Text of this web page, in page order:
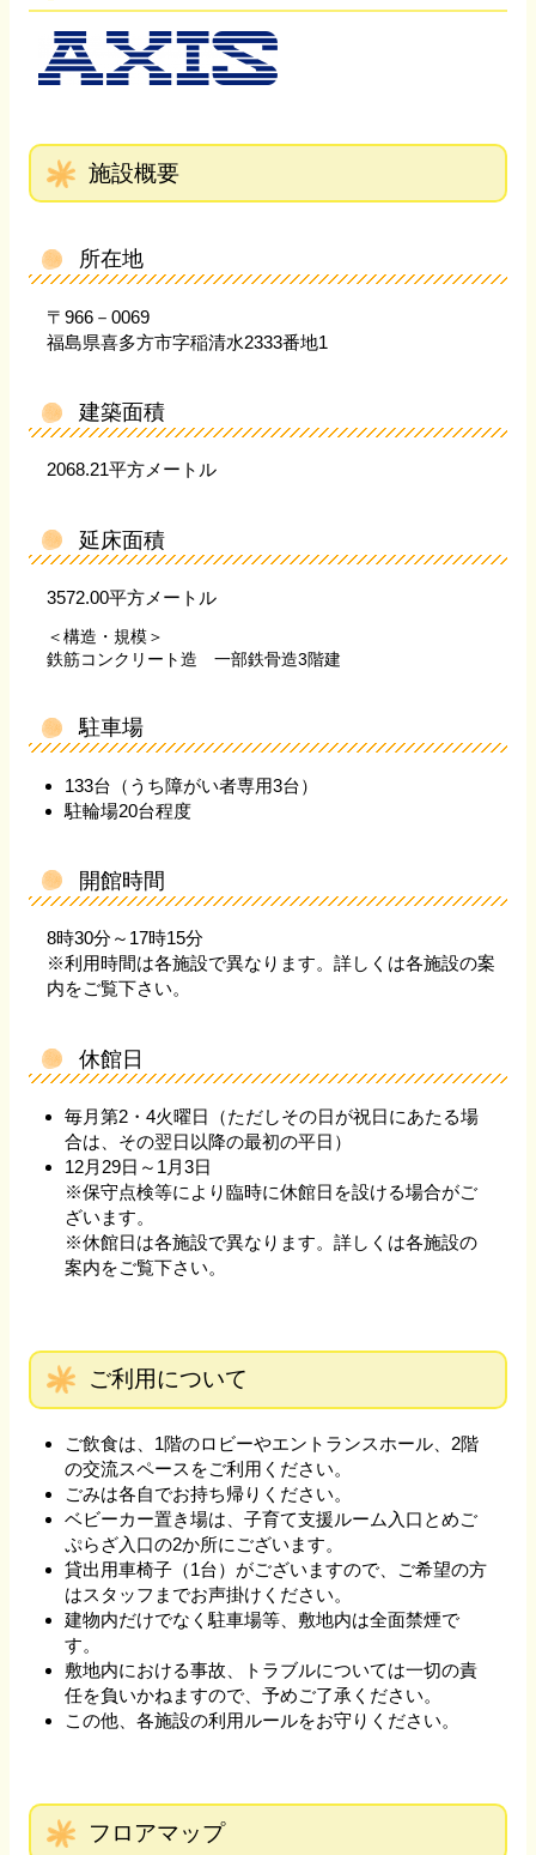
施設概要
所在地
〒966－0069
福島県喜多方市字稲清水2333番地1
建築面積
2068.21平方メートル
延床面積
3572.00平方メートル
＜構造・規模＞
鉄筋コンクリート造 一部鉄骨造3階建
駐車場
133台（うち障がい者専用3台）
駐輪場20台程度
開館時間
8時30分～17時15分
※利用時間は各施設で異なります。詳しくは各施設の案
内をご覧下さい。
休館日
毎月第2・4火曜日（ただしその日が祝日にあたる場
合は、その翌日以降の最初の平日）
12月29日～1月3日
※保守点検等により臨時に休館日を設ける場合がご
ざいます。
※休館日は各施設で異なります。詳しくは各施設の
案内をご覧下さい。
ご利用について
ご飲食は、1階のロビーやエントランスホール、2階
の交流スペースをご利用ください。
ごみは各自でお持ち帰りください。
ベビーカー置き場は、子育て支援ルーム入口とめご
ぷらざ入口の2か所にございます。
貸出用車椅子（1台）がございますので、ご希望の方
はスタッフまでお声掛けください。
建物内だけでなく駐車場等、敷地内は全面禁煙で
す。
敷地内における事故、トラブルについては一切の責
任を負いかねますので、予めご了承ください。
この他、各施設の利用ルールをお守りください。
フロアマップ